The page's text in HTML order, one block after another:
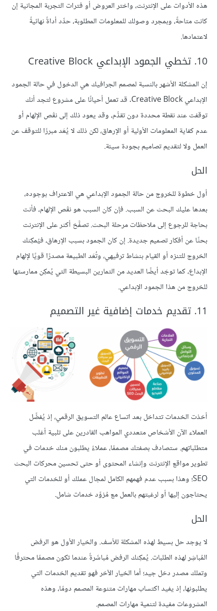
هذه الأدوات على الإنترنت، واختر العروض أو فترات التجربة المجانية إن
كانت متاحةً، وبمجرد وصولك للمعلومات المطلوبة، حدِّد أداةً نهائيةً
لاعتمادها.
10. تخطي الجمود الإبداعي Creative Block
إن المشكلة الأشهر بالنسبة لمصمم الجرافيك هي الدخول في حالة الجمود
الإبداعي Creative Block. قد تعمل أحيانًا على مشروع لتجد أنك
توقفت عند نقطة محددة دون تقدُّم، وقد يعود ذلك إلى نقْص الإلهام أو
عدم كفاية المعلومات الأولية أو الإرهاق، لكن ذلك لا يُعَد مبررًا للتوقف عن
العمل ولا لتقديم تصاميم بجودة سيئة.
الحل
أول خطوة للخروج من حالة الجمود الإبداعي هي الاعتراف بوجوده،
بعدها عليك البحث عن السبب. فإن كان السبب هو نقْص الإلهام، فأنت
بحاجة للرجوع إلى ملاحظات مرحلة البحث. تصفَّحْ أكثر على الإنترنت
بحثًا عن أفكار تصميم جديدة. إن كان الجمود بسبب الإرهاق، فيُمكِنك
الخروج للتنزه أو القيام بنشاط ترفيهي، وتُعَد الطبيعة مصدرًا قويًا لإلهام
الإبداع، كما توجَد أيضًا العديد من التمارين البسيطة التي يُمكِن ممارستها
للخروج من هذا الجمود الإبداعي.
11. تقديم خدمات إضافية غير التصميم
أخذت الخدمات تتداخل بعد اتساع عالم التسويق الرقمي، إذ يُفضِّل
العملاء الآن الأشخاص متعددي المواهب القادرين على تلبية أغلب
متطلباتهم. ستصادف بصفتك مصممًا، عملاءً يطلبون منك خدمات في
تطوير مواقع الإنترنت وإنشاء المحتوى أو حتى تحسين محركات البحث
SEO؛ وهذا بسبب عدم فهمهم الكامل لمجال عملك أو للخدمات التي
يحتاجون إليها أو لرغبتهم بالعمل مع مُزوِّد خدمات شامل.
الحل
لا يوجد حل بسيط لهذه المشكلة للأسف. والخيار الأول هو الرفض
المُباشِر لهذه الطلبات. يُمكِنك الرفض مُباشَرةً عندما تكون مصممًا محترفًا
وتملك مصدر دخل جيد؛ أما الخيار الآخر فهو تقديم الخدمات التي
يطلبونها، إذ يفيد اكتساب مهارات متنوعة المصمم دومًا، وهذه
المشروعات مفيدة لتنمية مهارات المصمم.